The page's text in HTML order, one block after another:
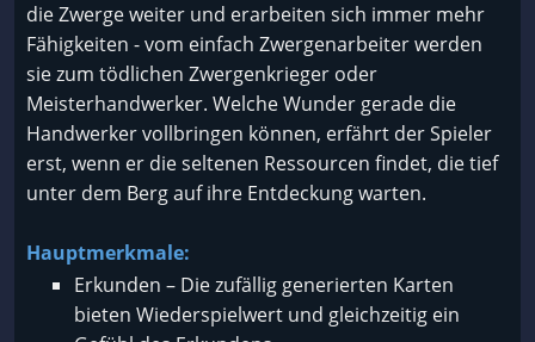
die Zwerge weiter und erarbeiten sich immer mehr
Fähigkeiten - vom einfach Zwergenarbeiter werden
sie zum tödlichen Zwergenkrieger oder
Meisterhandwerker. Welche Wunder gerade die
Handwerker vollbringen können, erfährt der Spieler
erst, wenn er die seltenen Ressourcen findet, die tief
unter dem Berg auf ihre Entdeckung warten.
Hauptmerkmale:
Erkunden – Die zufällig generierten Karten
bieten Wiederspielwert und gleichzeitig ein